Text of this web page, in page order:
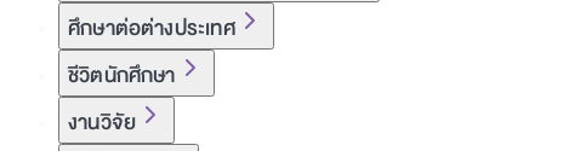
ศึกษาต่อต่างประเทศ
ชีวิตนักศึกษา
งานวิจัย